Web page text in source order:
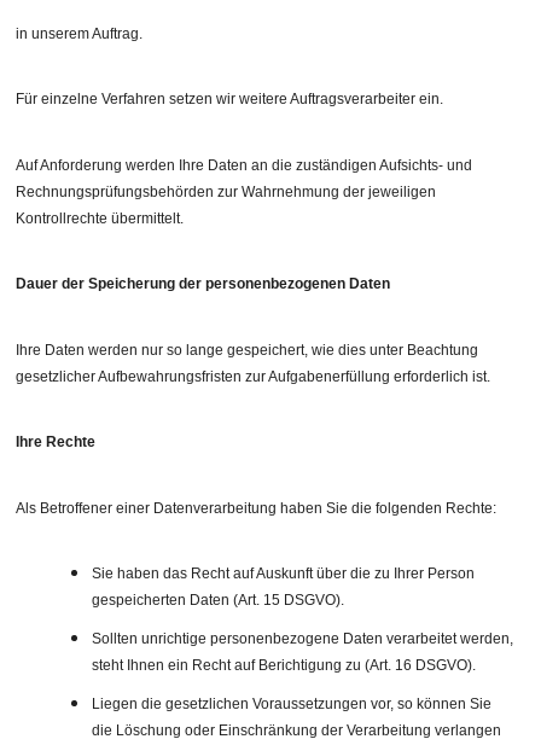
in unserem Auftrag.
Für einzelne Verfahren setzen wir weitere Auftragsverarbeiter ein.
Auf Anforderung werden Ihre Daten an die zuständigen Aufsichts- und
Rechnungsprüfungsbehörden zur Wahrnehmung der jeweiligen
Kontrollrechte übermittelt.
Dauer der Speicherung der personenbezogenen Daten
Ihre Daten werden nur so lange gespeichert, wie dies unter Beachtung
gesetzlicher Aufbewahrungsfristen zur Aufgabenerfüllung erforderlich ist.
Ihre Rechte
Als Betroffener einer Datenverarbeitung haben Sie die folgenden Rechte:
Sie haben das Recht auf Auskunft über die zu Ihrer Person
gespeicherten Daten (Art. 15 DSGVO).
Sollten unrichtige personenbezogene Daten verarbeitet werden,
steht Ihnen ein Recht auf Berichtigung zu (Art. 16 DSGVO).
Liegen die gesetzlichen Voraussetzungen vor, so können Sie
die Löschung oder Einschränkung der Verarbeitung verlangen